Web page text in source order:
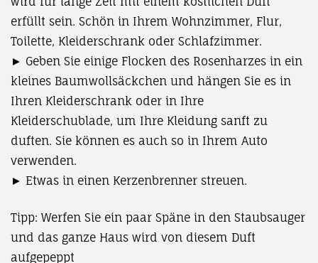
erfüllt sein. Schön in Ihrem Wohnzimmer, Flur,
Toilette, Kleiderschrank oder Schlafzimmer.
► Geben Sie einige Flocken des Rosenharzes in ein
kleines Baumwollsäckchen und hängen Sie es in
Ihren Kleiderschrank oder in Ihre
Kleiderschublade, um Ihre Kleidung sanft zu
duften. Sie können es auch so in Ihrem Auto
verwenden.
► Etwas in einen Kerzenbrenner streuen.
Tipp: Werfen Sie ein paar Späne in den Staubsauger
und das ganze Haus wird von diesem Duft
aufgepeppt